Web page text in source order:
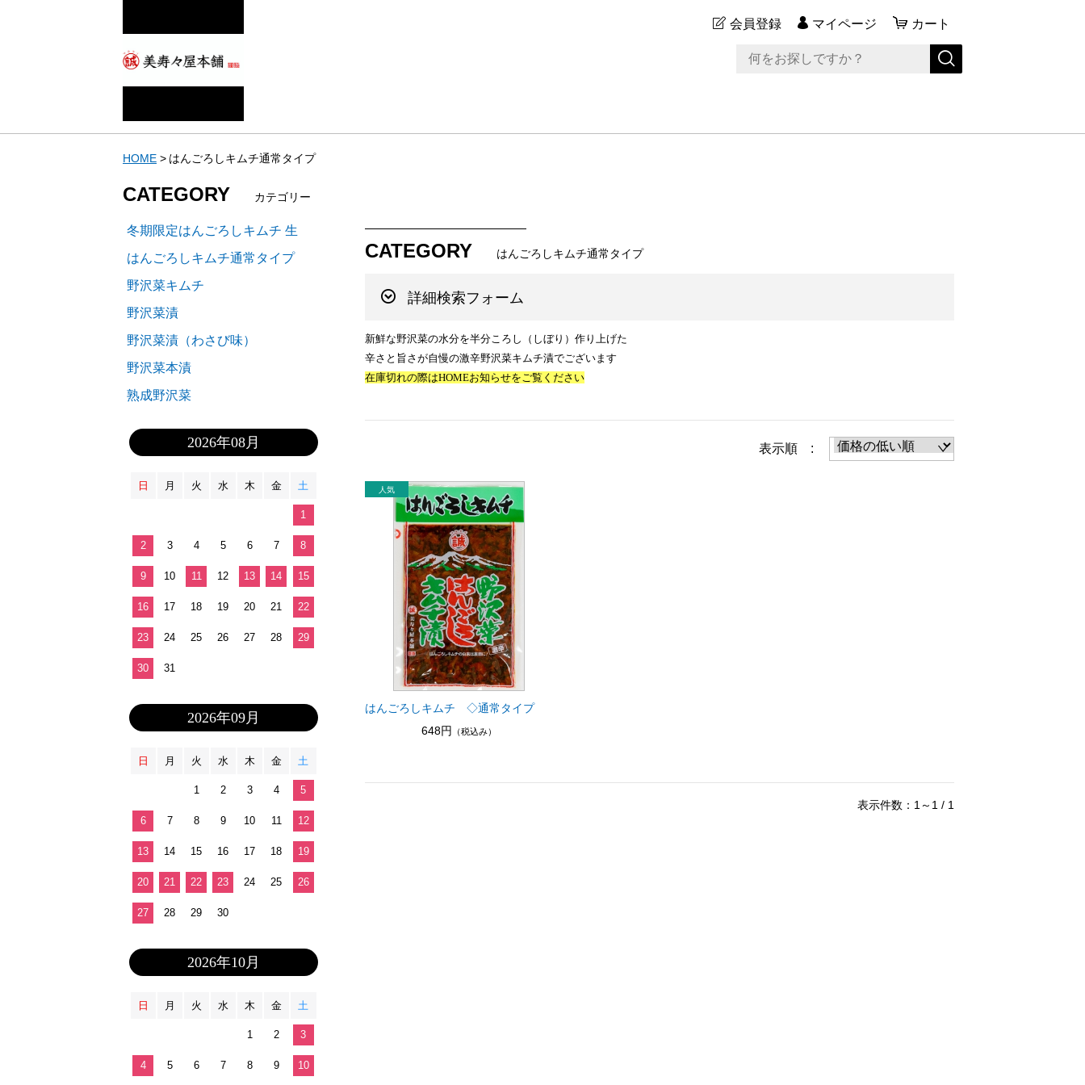
会員登録 マイページ カート
HOME はんごろしキムチ通常タイプ
CATEGORY はんごろしキムチ通常タイプ
詳細検索フォーム
新鮮な野沢菜の水分を半分ころし（しぼり）作り上げた
辛さと旨さが自慢の激辛野沢菜キムチ漬でございます
在庫切れの際はHOMEお知らせをご覧ください
表示順 :
はんごろしキムチ ◇通常タイプ
648円
（税込み）
表示件数：1～1 / 1
CATEGORY カテゴリー
冬期限定はんごろしキムチ 生
はんごろしキムチ通常タイプ
野沢菜キムチ
野沢菜漬
野沢菜漬（わさび味）
野沢菜本漬
熟成野沢菜
2026年08月
日 月 火 水 木 金 土
1
2 3 4 5 6 7 8
9 10 11 12 13 14 15
16 17 18 19 20 21 22
23 24 25 26 27 28 29
30 31
2026年09月
日 月 火 水 木 金 土
1 2 3 4 5
6 7 8 9 10 11 12
13 14 15 16 17 18 19
20 21 22 23 24 25 26
27 28 29 30
2026年10月
日 月 火 水 木 金 土
1 2 3
4 5 6 7 8 9 10